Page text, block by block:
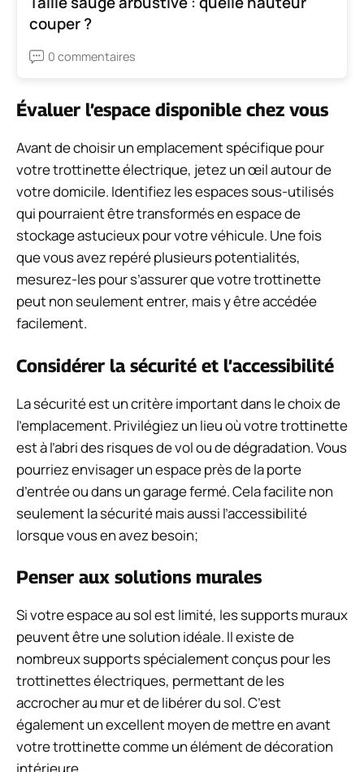
couper ?
0 commentaires
Évaluer l’espace disponible chez vous
Avant de choisir un emplacement spécifique pour
votre trottinette électrique, jetez un œil autour de
votre domicile. Identifiez les espaces sous-utilisés
qui pourraient être transformés en espace de
stockage astucieux pour votre véhicule. Une fois
que vous avez repéré plusieurs potentialités,
mesurez-les pour s’assurer que votre trottinette
peut non seulement entrer, mais y être accédée
facilement.
Considérer la sécurité et l’accessibilité
La sécurité est un critère important dans le choix de
l’emplacement. Privilégiez un lieu où votre trottinette
est à l’abri des risques de vol ou de dégradation. Vous
pourriez envisager un espace près de la porte
d’entrée ou dans un garage fermé. Cela facilite non
seulement la sécurité mais aussi l’accessibilité
lorsque vous en avez besoin;
Penser aux solutions murales
Si votre espace au sol est limité, les supports muraux
peuvent être une solution idéale. Il existe de
nombreux supports spécialement conçus pour les
trottinettes électriques, permettant de les
accrocher au mur et de libérer du sol. C’est
également un excellent moyen de mettre en avant
votre trottinette comme un élément de décoration